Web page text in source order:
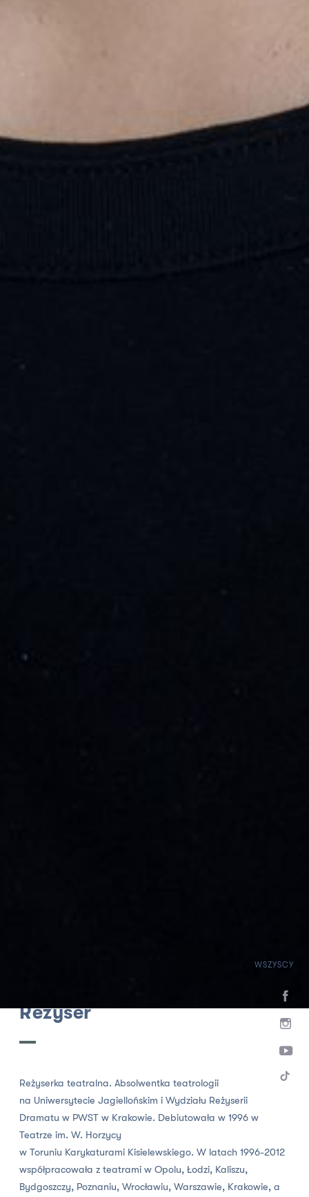
WSZYSCY
Reżyser
Reżyserka teatralna. Absolwentka teatrologii
na Uniwersytecie Jagiellońskim i Wydziału Reżyserii
Dramatu w PWST w Krakowie. Debiutowała w 1996 w
Teatrze im. W. Horzycy
w Toruniu Karykaturami Kisielewskiego. W latach 1996-2012
współpracowała z teatrami w Opolu, Łodzi, Kaliszu,
Bydgoszczy, Poznaniu, Wrocławiu, Warszawie, Krakowie, a